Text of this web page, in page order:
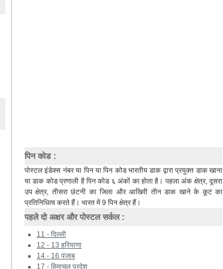
पिन कोड :
पोस्टल इंडेक्स नंबर या पिन या पिन कोड भारतीय डाक द्वारा प्रयुक्त डाक खाना
या डाक कोड प्रणाली है पिन कोड ६ अंकों का होता है। पहला अंक क्षेत्र, दूसरा
उप क्षेत्र, तीसरा छंटनी का जिला और आखिरी तीन डाक खाने के कूट का
प्रतिनिधित्व करते हैं। भारत में 9 पिन क्षेत्र हैं।
पहले दो अक्षर और पोस्टल सर्कल :
11 - दिल्ली
12 - 13 हरियाणा
14 - 16 पंजाब
17 - हिमाचल प्रदेश